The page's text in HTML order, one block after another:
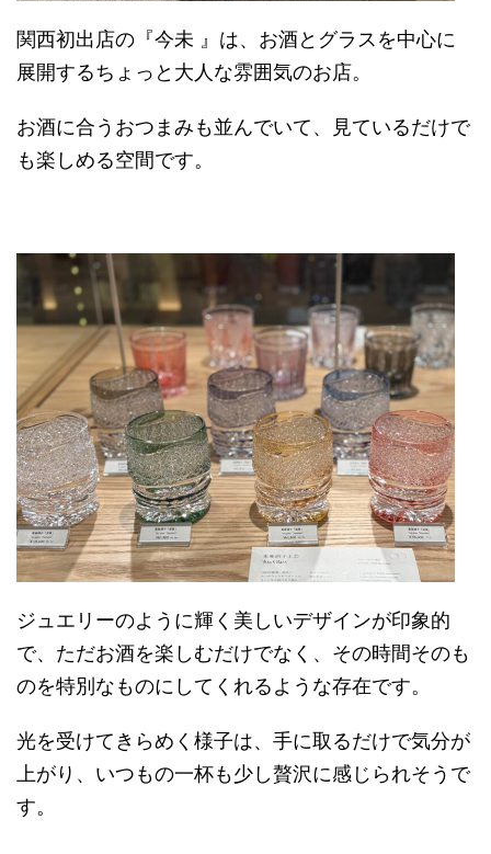
関西初出店の『今未 』は、お酒とグラスを中心に
展開するちょっと大人な雰囲気のお店。
お酒に合うおつまみも並んでいて、見ているだけで
も楽しめる空間です。
ジュエリーのように輝く美しいデザインが印象的
で、ただお酒を楽しむだけでなく、その時間そのも
のを特別なものにしてくれるような存在です。
光を受けてきらめく様子は、手に取るだけで気分が
上がり、いつもの一杯も少し贅沢に感じられそうで
す。